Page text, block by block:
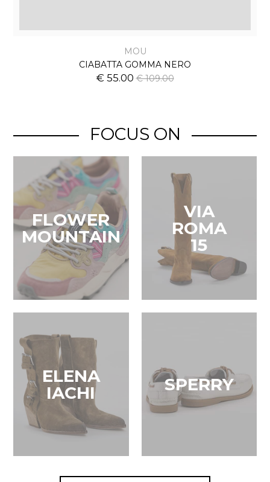
MOU
CIABATTA GOMMA NERO
€ 55.00€ 109.00
FOCUS ON
FLOWER
MOUNTAIN
VIA
ROMA
15
ELENA
IACHI
SPERRY